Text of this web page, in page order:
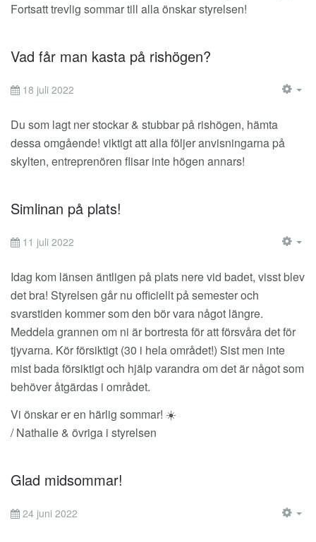
Fortsatt trevlig sommar till alla önskar styrelsen!
Vad får man kasta på rishögen?
18 juli 2022
Du som lagt ner stockar & stubbar på rishögen, hämta
dessa omgående! viktigt att alla följer anvisningarna på
skylten, entreprenören flisar inte högen annars!
Simlinan på plats!
11 juli 2022
Idag kom länsen äntligen på plats nere vid badet, visst blev
det bra! Styrelsen går nu officiellt på semester och
svarstiden kommer som den bör vara något längre.
Meddela grannen om ni är bortresta för att försvåra det för
tjyvarna. Kör försiktigt (30 i hela området!) Sist men inte
mist bada försiktigt och hjälp varandra om det är något som
behöver åtgärdas i området.
Vi önskar er en härlig sommar! ☀️
/ Nathalie & övriga i styrelsen
Glad midsommar!
24 juni 2022